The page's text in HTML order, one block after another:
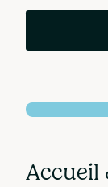
Accueil